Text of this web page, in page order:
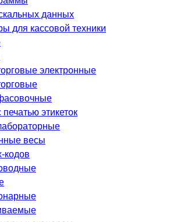
данных
для кассовой техники
электронные
этикеток
весы
кодов